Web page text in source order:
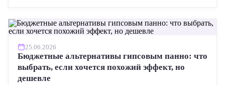
25.06.2026
Бюджетные альтернативы гипсовым панно: что
выбрать, если хочется похожий эффект, но
дешевле